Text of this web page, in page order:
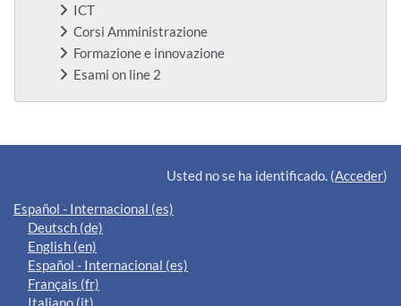
ICT
Corsi Amministrazione
Formazione e innovazione
Esami on line 2
Bloques suplementarios
Usted no se ha identificado. (Acceder)
Español - Internacional ‎(es)‎
Deutsch ‎(de)‎
English ‎(en)‎
Español - Internacional ‎(es)‎
Français ‎(fr)‎
Italiano ‎(it)‎